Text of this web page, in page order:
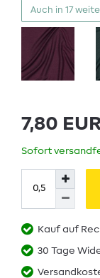
Auch in 17
7,80
Sofort
Kauf auf
30 Tage